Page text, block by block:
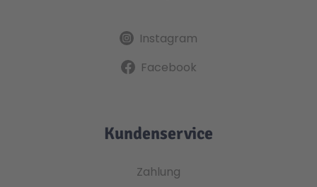
Instagram
Facebook
Kundenservice
Zahlung